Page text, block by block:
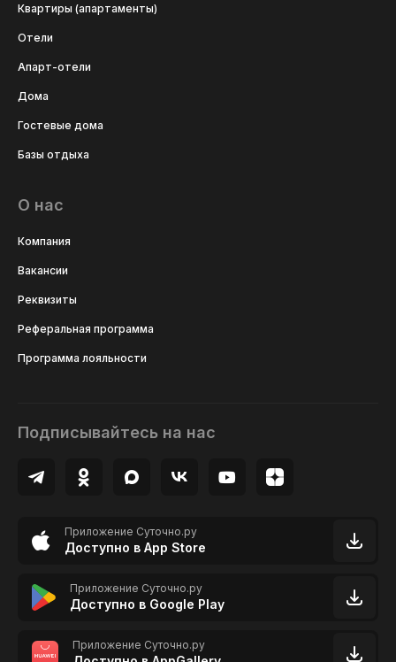
Квартиры (апартаменты)
Отели
Апарт-отели
Дома
Гостевые дома
Базы отдыха
О нас
Компания
Вакансии
Реквизиты
Реферальная программа
Программа лояльности
Подписывайтесь на нас
Приложение Суточно.ру
Доступно в App Store
Приложение Суточно.ру
Доступно в Google Play
Приложение Суточно.ру